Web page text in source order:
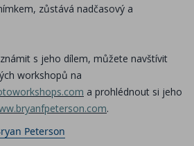
zůstává nadčasový a
s jeho dílem, můžete navštívit
workshopů na
a prohlédnout si jeho
.
Peterson